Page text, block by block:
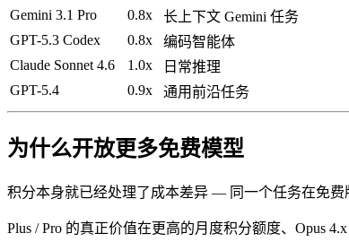
Gemini 3.1 Pro
0.8x
长上下文 Gemini 任务
GPT-5.3 Codex
0.8x
编码智能体
Claude Sonnet 4.6
1.0x
日常推理
GPT-5.4
0.9x 通用前沿任务
为什么开放更多免费模型
积分本身就已经处理了成本差异 — 同一个任务在免费
Plus / Pro 的真正价值在更高的月度积分额度、Opus